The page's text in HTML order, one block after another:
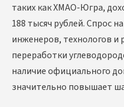
таких как ХМАО-Югра,
188 тысяч рублей. Спрос
инженеров, технологов и
переработки
наличие официального
значительно повышает